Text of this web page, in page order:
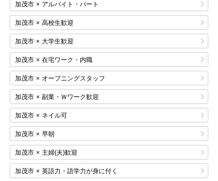
加茂市 × アルバイト・パート
加茂市 × 高校生歓迎
加茂市 × 大学生歓迎
加茂市 × 在宅ワーク・内職
加茂市 × オープニングスタッフ
加茂市 × 副業・Ｗワーク歓迎
加茂市 × ネイル可
加茂市 × 早朝
加茂市 × 主婦(夫)歓迎
加茂市 × 英語力・語学力が身に付く